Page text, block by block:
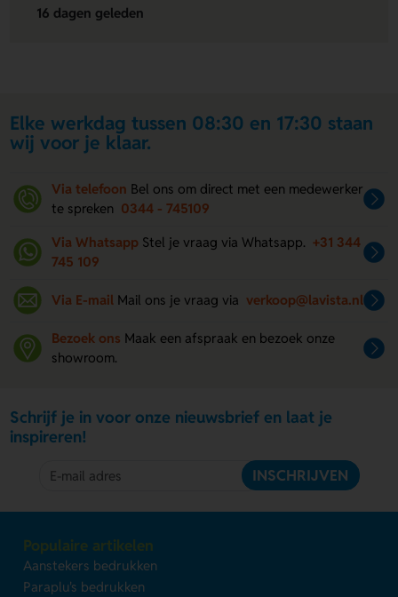
16 dagen geleden
Elke werkdag tussen 08:30 en 17:30 staan
wij voor je klaar.
Via telefoon Bel ons om direct met een medewerker
te spreken 0344 - 745109
Via Whatsapp Stel je vraag via Whatsapp. +31 344
745 109
Via E-mail Mail ons je vraag via verkoop@lavista.nl
Bezoek ons Maak een afspraak en bezoek onze
showroom.
Schrijf je in voor onze nieuwsbrief en laat je
inspireren!
INSCHRIJVEN
Populaire artikelen
Aanstekers bedrukken
Paraplu's bedrukken